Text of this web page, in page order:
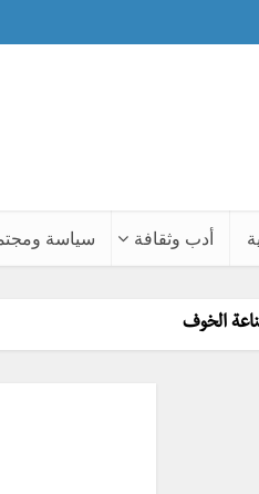
أدب وثقافة سياسة
الخوف